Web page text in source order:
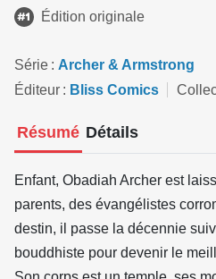
Édition originale
Série
Archer & Armstrong
Éditeur
Bliss Comics
Résumé Détails
Enfant, Obadiah Archer est
parents, des évangélistes
destin, il passe la décennie
bouddhiste pour devenir le